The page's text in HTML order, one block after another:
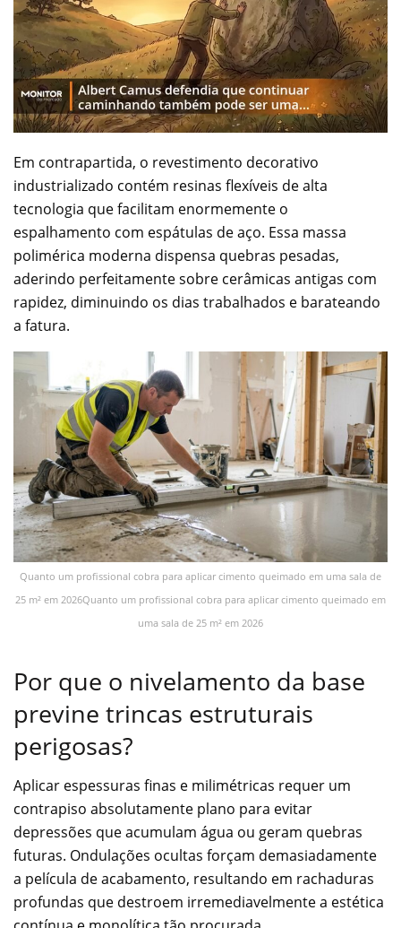
Em contrapartida, o revestimento decorativo
industrializado contém resinas flexíveis de alta
tecnologia que facilitam enormemente o
espalhamento com espátulas de aço. Essa massa
polimérica moderna dispensa quebras pesadas,
aderindo perfeitamente sobre cerâmicas antigas com
rapidez, diminuindo os dias trabalhados e barateando
a fatura.
Quanto um profissional cobra para aplicar cimento queimado em uma sala de
25 m² em 2026Quanto um profissional cobra para aplicar cimento queimado em
uma sala de 25 m² em 2026
Por que o nivelamento da base
previne trincas estruturais
perigosas?
Aplicar espessuras finas e milimétricas requer um
contrapiso absolutamente plano para evitar
depressões que acumulam água ou geram quebras
futuras. Ondulações ocultas forçam demasiadamente
a película de acabamento, resultando em rachaduras
profundas que destroem irremediavelmente a estética